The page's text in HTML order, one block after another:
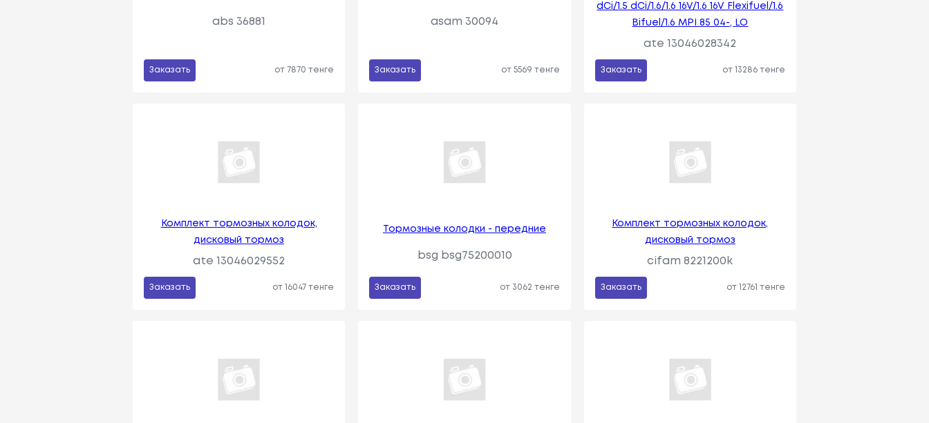
abs 36881
Заказать от 7870 тенге
asam 30094
Заказать от 5569 тенге
dCi/1.5 dCi/1.6/1.6 16V/1.6 16V Flexifuel/1.6
Bifuel/1.6 MPI 85 04-, LO
ate 13046028342
Заказать от 13286 тенге
Комплект тормозных колодок,
дисковый тормоз
ate 13046029552
Заказать от 16047 тенге
Тормозные колодки - передние
bsg bsg75200010
Заказать от 3062 тенге
Комплект тормозных колодок,
дисковый тормоз
cifam 8221200k
Заказать от 12761 тенге